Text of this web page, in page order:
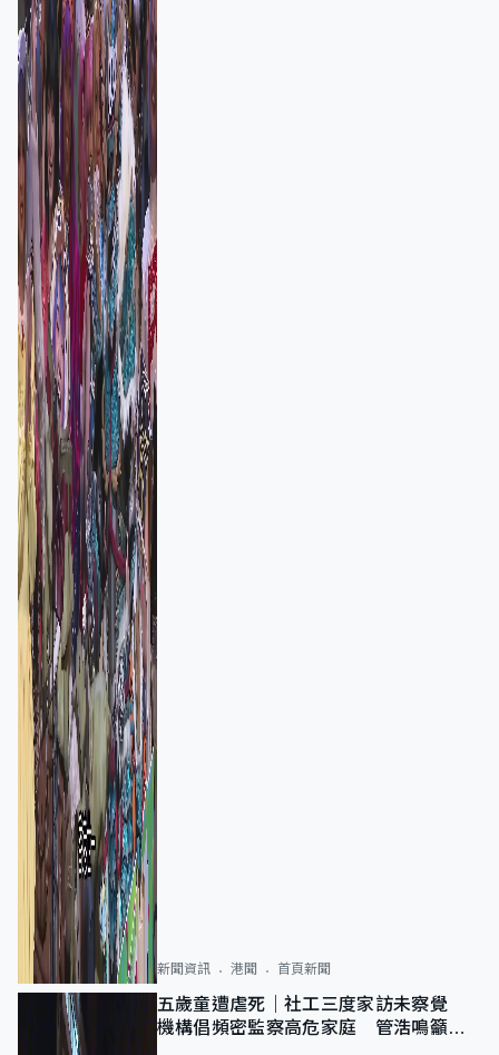
新聞資訊 港聞 首頁新聞
五歲童遭虐死｜社工三度家訪未察覺
機構倡頻密監察高危家庭 管浩鳴籲加